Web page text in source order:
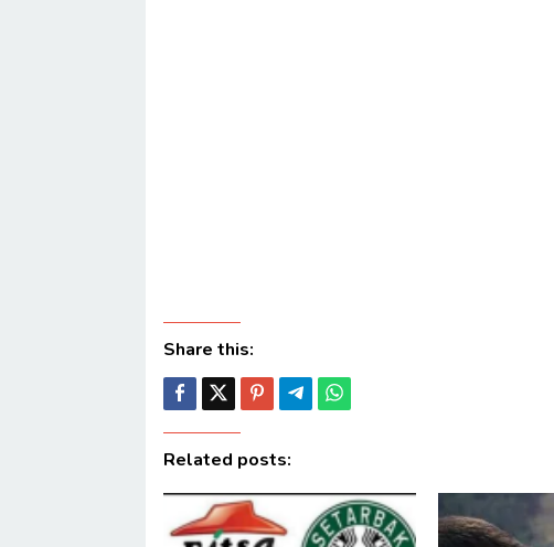
Share this:
Related posts: